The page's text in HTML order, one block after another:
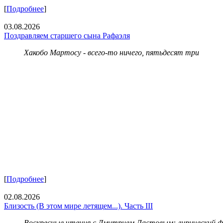
[Подробнее]
03.08.2026
Поздравляем старшего сына Рафаэля
Хакобо Мартосу - всего-то ничего, пятьдесят три
[Подробнее]
02.08.2026
Близость (В этом мире летящем...). Часть III